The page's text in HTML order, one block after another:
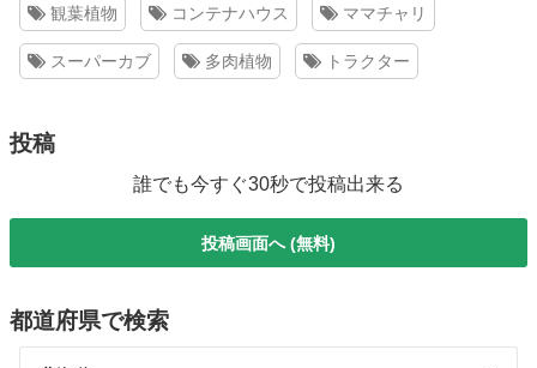
観葉植物 コンテナハウス ママチャリ
スーパーカブ 多肉植物 トラクター
投稿
誰でも今すぐ30秒で投稿出来る
投稿画面へ (無料)
都道府県で検索